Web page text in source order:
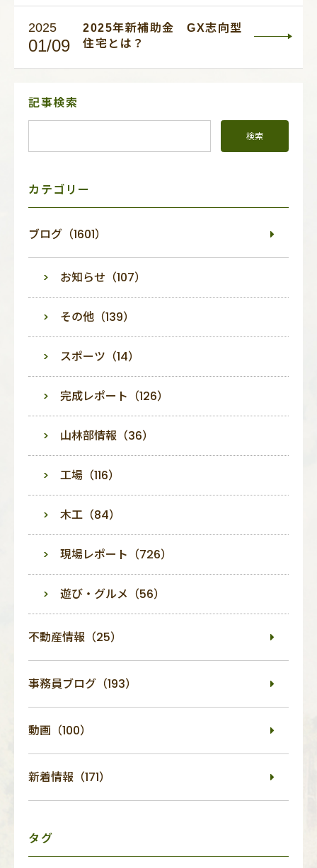
2025
01/09
2025年新補助金 GX志向型
住宅とは？
サ
ニ
記事検索
カテゴリー
ブログ（1601）
お知らせ（107）
その他（139）
スポーツ（14）
完成レポート（126）
山林部情報（36）
工場（116）
木工（84）
現場レポート（726）
遊び・グルメ（56）
不動産情報（25）
事務員ブログ（193）
動画（100）
新着情報（171）
タグ